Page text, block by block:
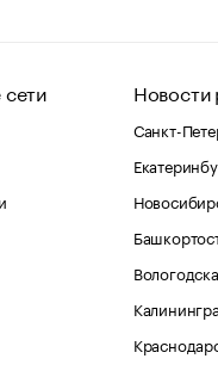
Новости
Санкт-